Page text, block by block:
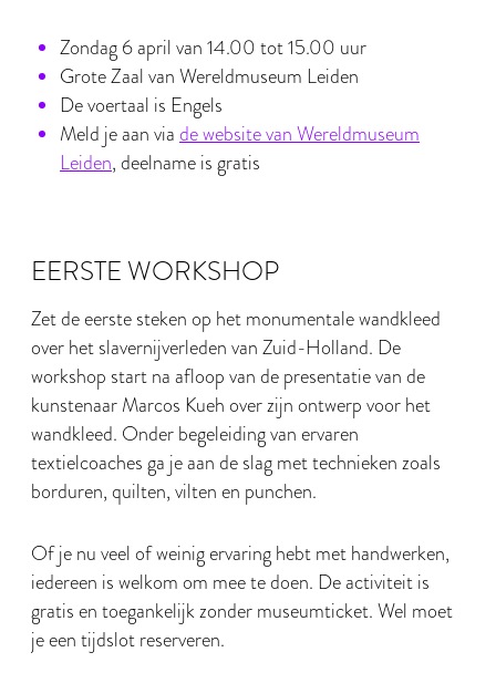
Zondag 6 april van 14.00 tot 15.00 uur
Grote Zaal van Wereldmuseum Leiden
De voertaal is Engels
Meld je aan via de website van Wereldmuseum
Leiden, deelname is gratis
EERSTE WORKSHOP
Zet de eerste steken op het monumentale wandkleed
over het slavernijverleden van Zuid-Holland. De
workshop start na afloop van de presentatie van de
kunstenaar Marcos Kueh over zijn ontwerp voor het
wandkleed. Onder begeleiding van ervaren
textielcoaches ga je aan de slag met technieken zoals
borduren, quilten, vilten en punchen.
Of je nu veel of weinig ervaring hebt met handwerken,
iedereen is welkom om mee te doen. De activiteit is
gratis en toegankelijk zonder museumticket. Wel moet
je een tijdslot reserveren.